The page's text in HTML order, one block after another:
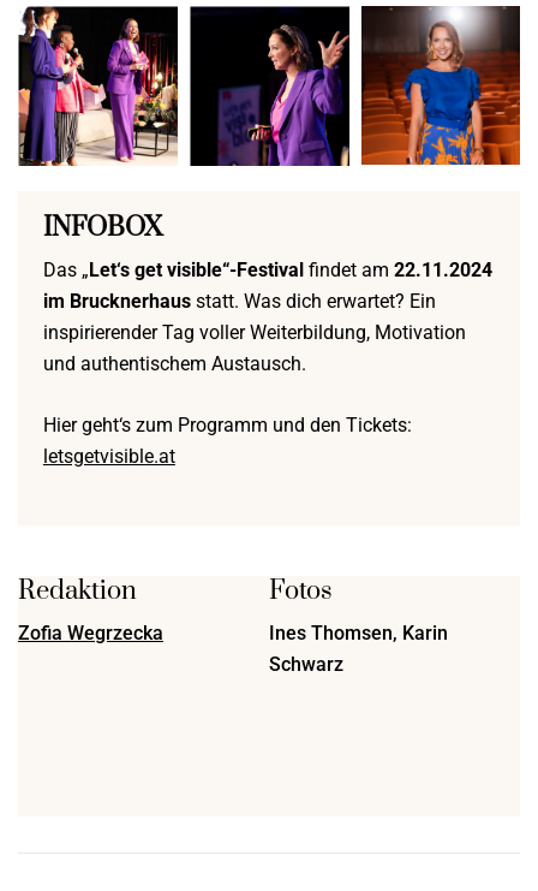
INFOBOX
Das „ Let‘s get visible“-Festival findet am 22.11.2024
im Brucknerhausstatt. Was dich erwartet? Ein
inspirierender Tag voller Weiterbildung, Motivation
und authentischem Austausch.
Hier geht‘s zum Programm und den Tickets:
letsgetvisible.at
Redaktion
Zofia Wegrzecka
Fotos
Ines Thomsen, Karin
Schwarz